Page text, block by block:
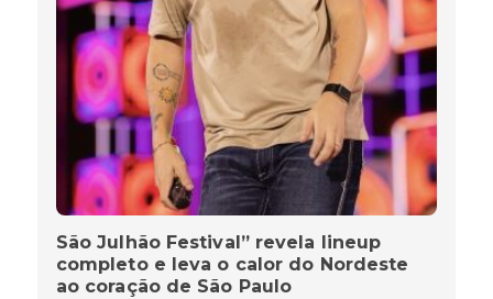
São Julhão Festival” revela lineup
completo e leva o calor do Nordeste
ao coração de São Paulo